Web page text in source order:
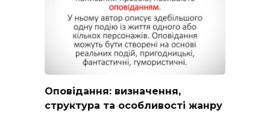
Оповідання: визначення,
структура та особливості жанру